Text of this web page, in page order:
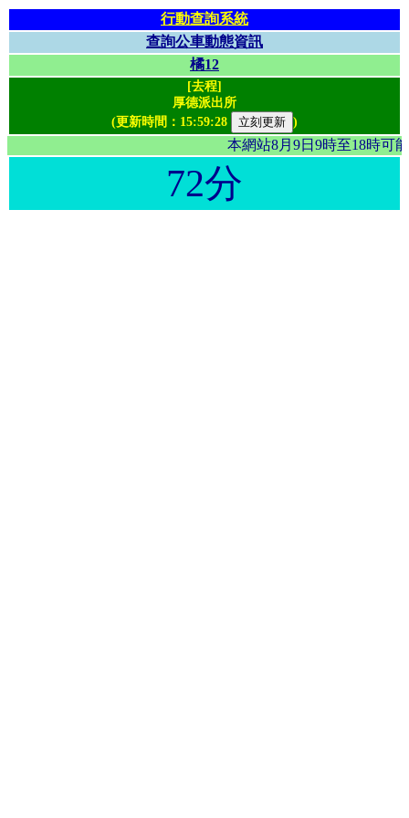
行動查詢系統
查詢公車動態資訊
橘12
[去程]
厚德派出所
(更新時間： 15:59:28 )
本網站8月9日9時至18時
72分